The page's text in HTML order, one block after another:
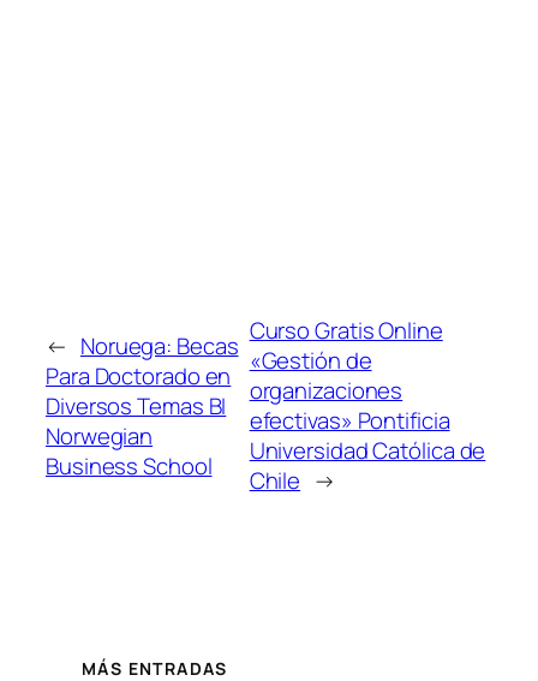
← Noruega: Becas
Para Doctorado en
Diversos Temas BI
Norwegian
Business School
Curso Gratis Online
«Gestión de
organizaciones
efectivas» Pontificia
Universidad Católica de
Chile →
MÁS ENTRADAS